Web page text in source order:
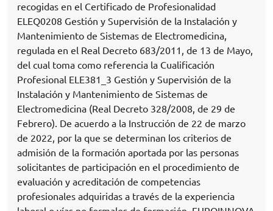
recogidas en el Certificado de Profesionalidad
ELEQ0208 Gestión y Supervisión de la Instalación y
Mantenimiento de Sistemas de Electromedicina,
regulada en el Real Decreto 683/2011, de 13 de Mayo,
del cual toma como referencia la Cualificación
Profesional ELE381_3 Gestión y Supervisión de la
Instalación y Mantenimiento de Sistemas de
Electromedicina (Real Decreto 328/2008, de 29 de
Febrero). De acuerdo a la Instrucción de 22 de marzo
de 2022, por la que se determinan los criterios de
admisión de la formación aportada por las personas
solicitantes de participación en el procedimiento de
evaluación y acreditación de competencias
profesionales adquiridas a través de la experiencia